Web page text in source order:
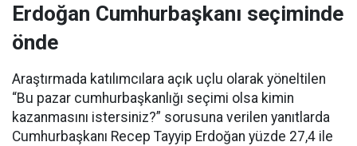
Erdoğan Cumhurbaşkanı seçiminde
önde
Araştırmada katılımcılara açık uçlu olarak yöneltilen
“Bu pazar cumhurbaşkanlığı seçimi olsa kimin
kazanmasını istersiniz?” sorusuna verilen yanıtlarda
Cumhurbaşkanı Recep Tayyip Erdoğan yüzde 27,4 ile